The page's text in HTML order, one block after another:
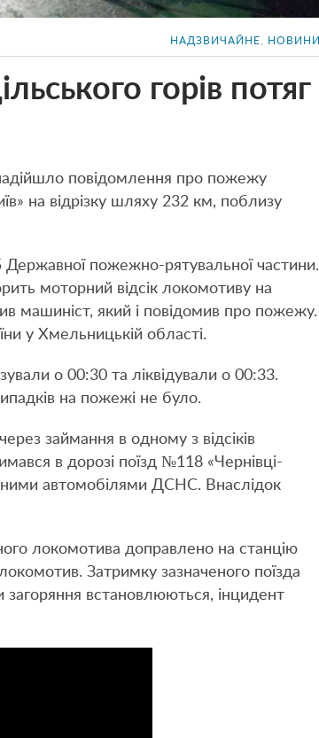
НАДЗВИЧАЙНЕ НОВИНИ
горів потяг
повідомлення про пожежу
на відрізку шляху 232 км, поблизу
Державної пожежно-рятувальної частини.
моторний відсік локомотиву на
машиніст, який і повідомив про пожежу.
у Хмельницькій області.
о 00:30 та ліквідували о 00:33.
на пожежі не було.
займання в одному з відсіків
в дорозі поїзд №118 «Чернівці-
автомобілями ДСНС. Внаслідок
локомотива доправлено на станцію
Затримку зазначеного поїзда
встановлюються, інцидент